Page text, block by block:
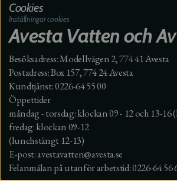
Cookies
Inställningar cookies
Avesta Vatten och
Besöksadress: Modellvägen 2, 774 41 Avesta
Postadress: Box 157, 774 24 Avesta
Kundtjänst: 0226-64 55 00
Öppettider
måndag - torsdag: klockan 09 - 12 och 13-
fredag: klockan 09-12
(lunchstängt 12-13)
E-post: avestavatten@avesta.se
Felanmälan på utanför arbetstid: 0226-64 56